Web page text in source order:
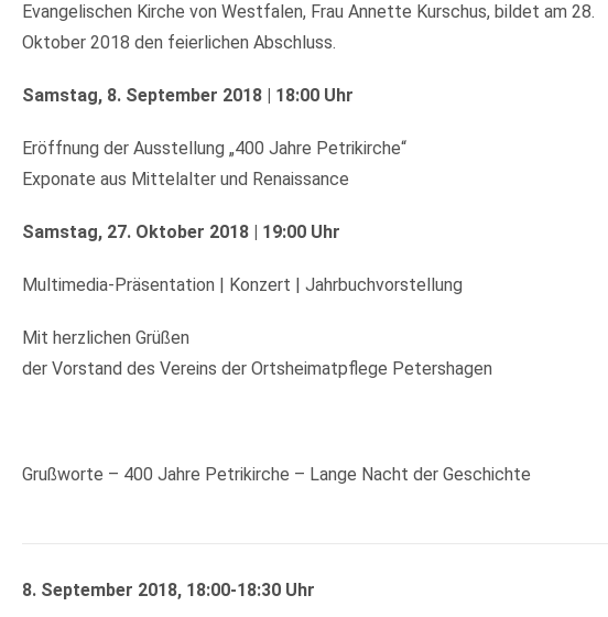
Evangelischen Kirche von Westfalen, Frau Annette Kurschus, bildet am 28.
Oktober 2018 den feierlichen Abschluss.
Samstag, 8. September 2018 | 18:00 Uhr
Eröffnung der Ausstellung „400 Jahre Petrikirche“
Exponate aus Mittelalter und Renaissance
Samstag, 27. Oktober 2018 | 19:00 Uhr
Multimedia-Präsentation | Konzert | Jahrbuchvorstellung
Mit herzlichen Grüßen
der Vorstand des Vereins der Ortsheimatpflege Petershagen
Grußworte – 400 Jahre Petrikirche – Lange Nacht der Geschichte
8. September 2018, 18:00-18:30 Uhr